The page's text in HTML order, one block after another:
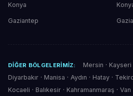
Konya
Gaziantep
DIĞER BÖLGELERIMIZ: Mersin · Kayseri
Diyarbakır · Manisa · Aydın · Hatay ·
Kocaeli · Balıkesir · Kahramanmaraş · Van